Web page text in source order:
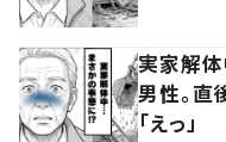
実家解
男性。直
「えっ」